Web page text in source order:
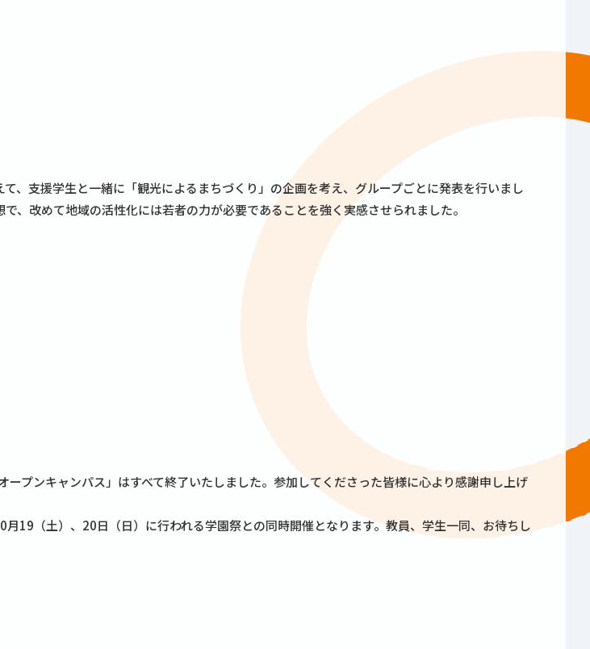
、支援学生と一緒に「観光によるまちづくり」の企画を考え、グループごとに発表を行いまし
、改めて地域の活性化には若者の力が必要であることを強く実感させられました。
プンキャンパス」はすべて終了いたしました。参加してくださった皆様に心より感謝申し上げ
19（土）、20日（日）に行われる学園祭との同時開催となります。教員、学生一同、お待ちし